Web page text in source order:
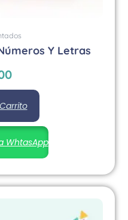
Y Letras
WhtasApp